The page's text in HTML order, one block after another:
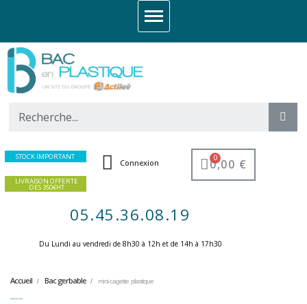
STOCK IMPORTANT
LIVRAISON OFFERTE
DES 350€HT
Connexion 0,00 €
05.45.36.08.19
Du Lundi au vendredi de 8h30 à 12h et de 14h à 17h30 ​
Accueil Bac gerbable mini cagette plastique